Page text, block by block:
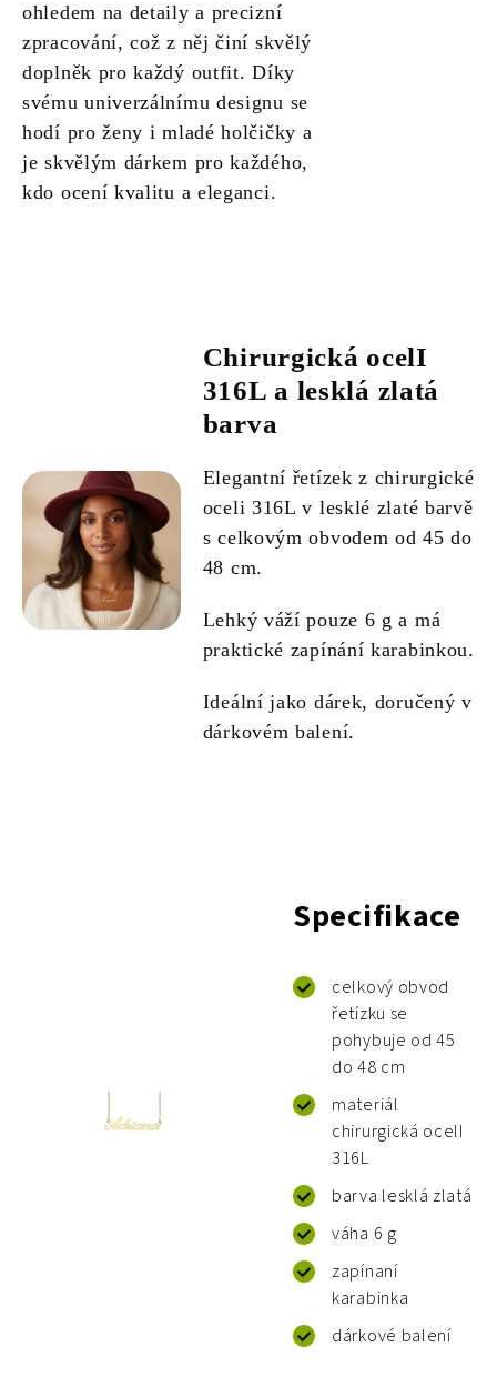
ohledem na detaily a precizní
zpracování, což z něj činí skvělý
doplněk pro každý outfit. Díky
svému univerzálnímu designu se
hodí pro ženy i mladé holčičky a
je skvělým dárkem pro každého,
kdo ocení kvalitu a eleganci.
Chirurgická ocelI
316L a lesklá zlatá
barva
Elegantní řetízek z chirurgické
oceli 316L v lesklé zlaté barvě
s celkovým obvodem od 45 do
48 cm.
Lehký váží pouze 6 g a má
praktické zapínání karabinkou.
Ideální jako dárek, doručený v
dárkovém balení.
Specifikace
celkový obvod
řetízku se
pohybuje od 45
do 48 cm
materiál
chirurgická ocelI
316L
barva lesklá zlatá
váha 6 g
zapínaní
karabinka
dárkové balení